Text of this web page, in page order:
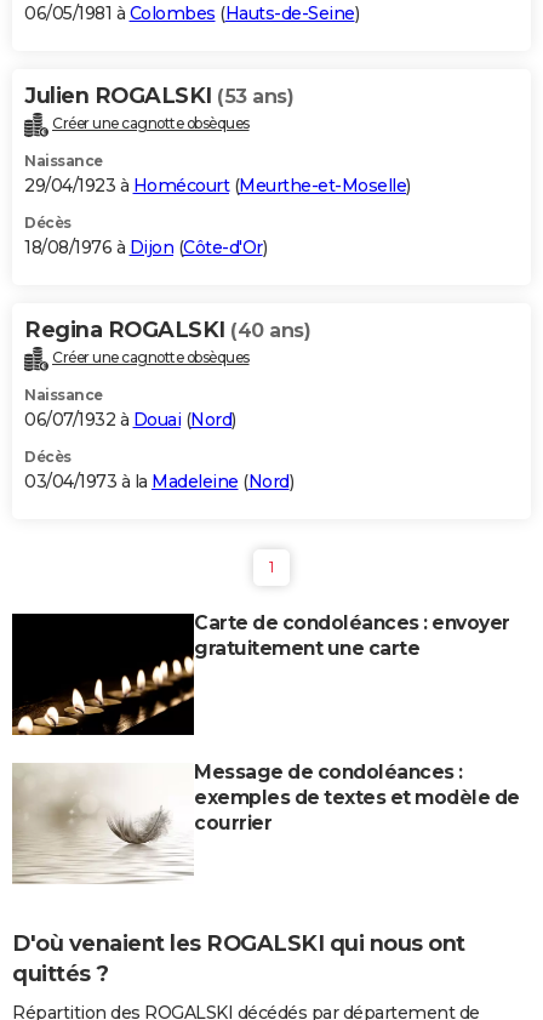
06/05/1981 à Colombes (Hauts-de-Seine)
Julien ROGALSKI (53 ans)
Créer une cagnotte obsèques
Naissance
29/04/1923 à Homécourt(Meurthe-et-Moselle)
Décès
18/08/1976 à Dijon (Côte-d'Or)
Regina ROGALSKI (40 ans)
Créer une cagnotte obsèques
Naissance
06/07/1932 à Douai (Nord)
Décès
03/04/1973 à la Madeleine (Nord)
1
Carte de condoléances : envoyer
gratuitement une carte
Message de condoléances :
exemples de textes et modèle de
courrier
D'où venaient les ROGALSKI qui nous ont
quittés ?
Répartition des ROGALSKI décédés par département de